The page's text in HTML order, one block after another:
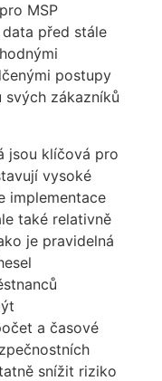
MSP
před stále
postupy
svých zákazníků
jsou klíčová pro
vysoké
implementace
také relativně
je pravidelná
a časové
snížit riziko